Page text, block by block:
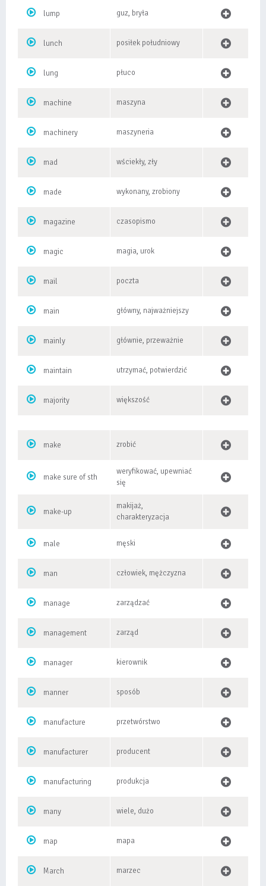
lump guz, bryła
lunch posiłek południowy
lung płuco
machine maszyna
machinery maszyneria
mad wściekły, zły
made wykonany, zrobiony
magazine czasopismo
magic magia, urok
mail poczta
main główny, najważniejszy
mainly głównie, przeważnie
maintain utrzymać, potwierdzić
majority większość
make zrobić
make sure of sth
weryfikować, upewniać
się
make-up
makijaż,
charakteryzacja
male męski
man człowiek, mężczyzna
manage zarządzać
management zarząd
manager kierownik
manner sposób
manufacture przetwórstwo
manufacturer producent
manufacturing produkcja
many wiele, dużo
map mapa
March marzec